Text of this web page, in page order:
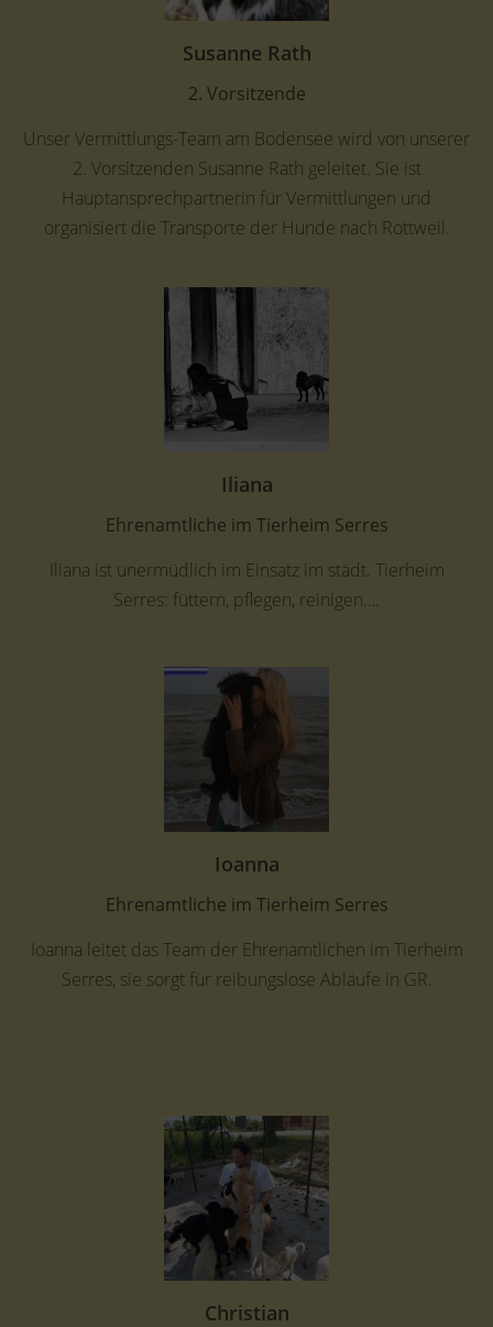
Susanne Rath
2. Vorsitzende
Unser Vermittlungs-Team am Bodensee wird von unserer
2. Vorsitzenden Susanne Rath geleitet. Sie ist
Hauptansprechpartnerin für Vermittlungen und
organisiert die Transporte der Hunde nach Rottweil.
Iliana
Ehrenamtliche im Tierheim Serres
Iliana ist unermüdlich im Einsatz im städt. Tierheim
Serres: füttern, pflegen, reinigen….
Ioanna
Ehrenamtliche im Tierheim Serres
Ioanna leitet das Team der Ehrenamtlichen im Tierheim
Serres, sie sorgt für reibungslose Abläufe in GR.
Christian